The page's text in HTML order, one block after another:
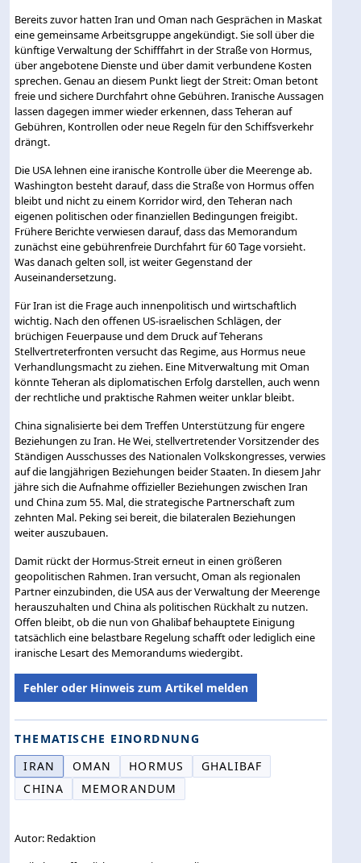
Bereits zuvor hatten Iran und Oman nach Gesprächen in Maskat
eine gemeinsame Arbeitsgruppe angekündigt. Sie soll über die
künftige Verwaltung der Schifffahrt in der Straße von Hormus,
über angebotene Dienste und über damit verbundene Kosten
sprechen. Genau an diesem Punkt liegt der Streit: Oman betont
freie und sichere Durchfahrt ohne Gebühren. Iranische Aussagen
lassen dagegen immer wieder erkennen, dass Teheran auf
Gebühren, Kontrollen oder neue Regeln für den Schiffsverkehr
drängt.
Die USA lehnen eine iranische Kontrolle über die Meerenge ab.
Washington besteht darauf, dass die Straße von Hormus offen
bleibt und nicht zu einem Korridor wird, den Teheran nach
eigenen politischen oder finanziellen Bedingungen freigibt.
Frühere Berichte verwiesen darauf, dass das Memorandum
zunächst eine gebührenfreie Durchfahrt für 60 Tage vorsieht.
Was danach gelten soll, ist weiter Gegenstand der
Auseinandersetzung.
Für Iran ist die Frage auch innenpolitisch und wirtschaftlich
wichtig. Nach den offenen US-israelischen Schlägen, der
brüchigen Feuerpause und dem Druck auf Teherans
Stellvertreterfronten versucht das Regime, aus Hormus neue
Verhandlungsmacht zu ziehen. Eine Mitverwaltung mit Oman
könnte Teheran als diplomatischen Erfolg darstellen, auch wenn
der rechtliche und praktische Rahmen weiter unklar bleibt.
China signalisierte bei dem Treffen Unterstützung für engere
Beziehungen zu Iran. He Wei, stellvertretender Vorsitzender des
Ständigen Ausschusses des Nationalen Volkskongresses, verwies
auf die langjährigen Beziehungen beider Staaten. In diesem Jahr
jähre sich die Aufnahme offizieller Beziehungen zwischen Iran
und China zum 55. Mal, die strategische Partnerschaft zum
zehnten Mal. Peking sei bereit, die bilateralen Beziehungen
weiter auszubauen.
Damit rückt der Hormus-Streit erneut in einen größeren
geopolitischen Rahmen. Iran versucht, Oman als regionalen
Partner einzubinden, die USA aus der Verwaltung der Meerenge
herauszuhalten und China als politischen Rückhalt zu nutzen.
Offen bleibt, ob die nun von Ghalibaf behauptete Einigung
tatsächlich eine belastbare Regelung schafft oder lediglich eine
iranische Lesart des Memorandums wiedergibt.
Fehler oder Hinweis zum Artikel melden
THEMATISCHE EINORDNUNG
IRAN
OMAN HORMUS
GHALIBAF
CHINA
MEMORANDUM
Autor: Redaktion